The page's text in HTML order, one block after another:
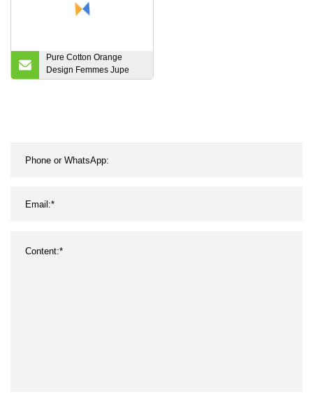
Pure Cotton Orange
Design Femmes Jupe
Robes Popeline Voile